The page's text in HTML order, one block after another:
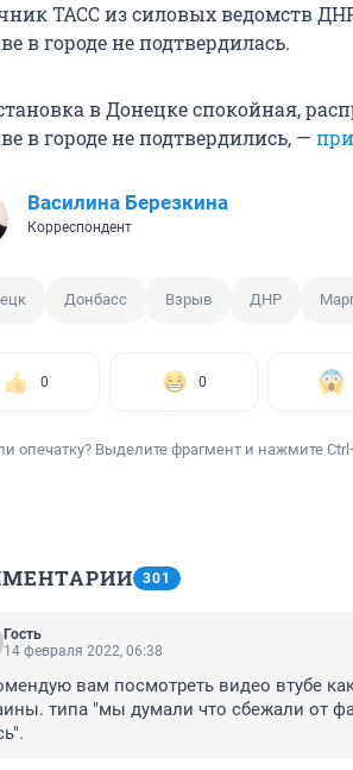
ТАСС из силовых ведомств
в городе не подтвердилась.
в Донецке спокойная,
в городе не подтвердились, —
Василина Березкина
Корреспондент
Донбасс Взрыв ДНР
0 0
опечатку? Выделите фрагмент и нажмите
301
Гость
14 февраля 2022, 06:38
вам посмотреть видео втубе
типа "мы думали что сбежали от